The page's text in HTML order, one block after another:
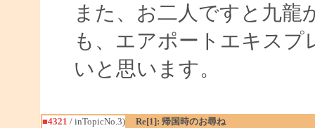
また、お二人ですと九龍
も、エアポートエキス
いと思います。
■4321 / inTopicNo.3) Re[1]: 帰国時のお尋ね